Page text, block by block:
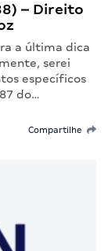
– Direito
a última dica
serei
específicos
do…
Compartilhe